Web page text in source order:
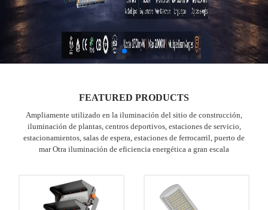
FEATURED PRODUCTS
Ampliamente utilizado en la iluminación del sitio de construcción,
iluminación de plantas, centros deportivos, estaciones de servicio,
estacionamientos, salas de espera, estaciones de ferrocarril, puerto de
mar Otra iluminación de eficiencia energética a gran escala